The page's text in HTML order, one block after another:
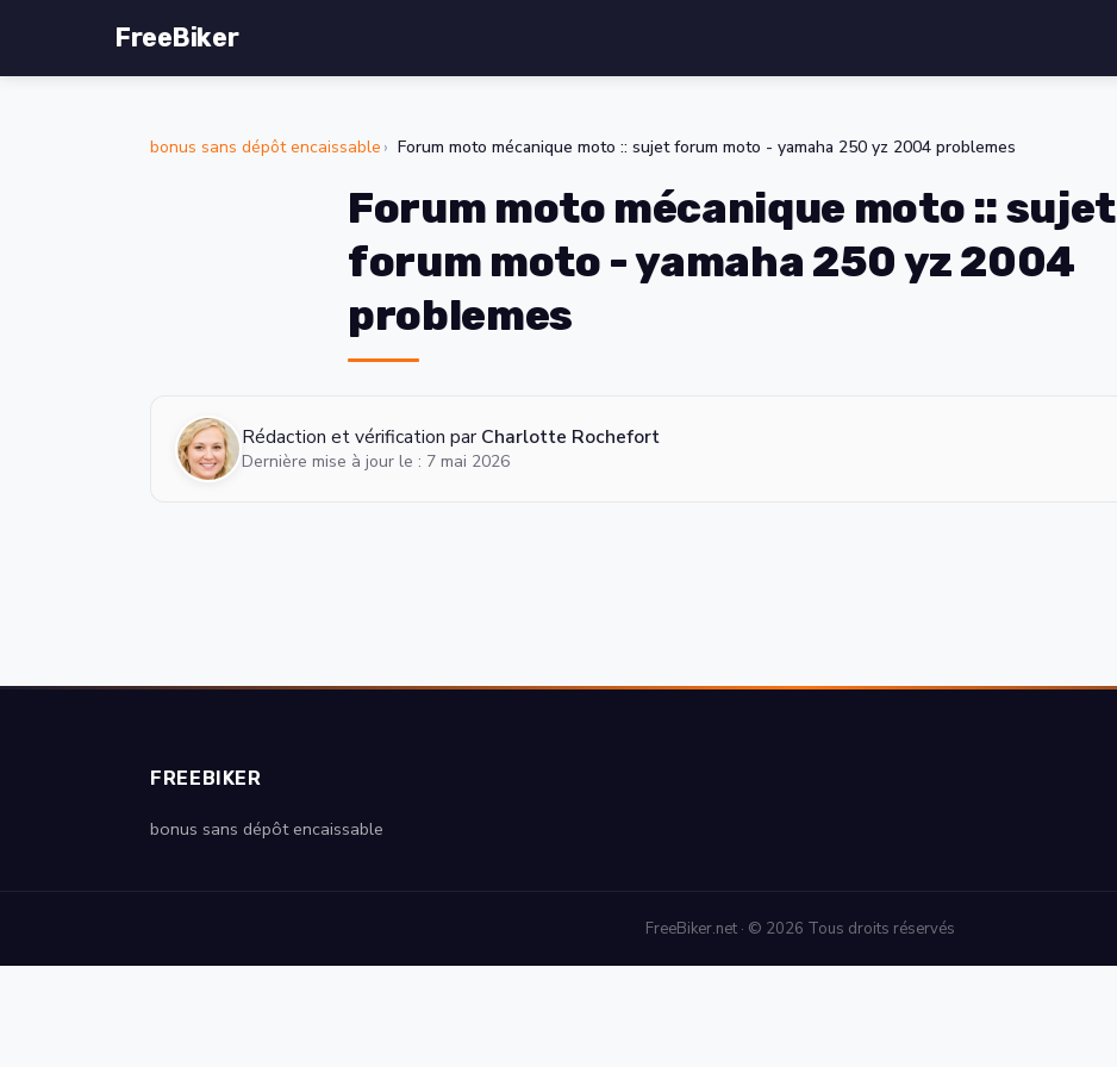
FreeBiker
bonus sans dépôt encaissable Forum moto mécanique moto :: sujet forum moto - yamaha 250 yz 2004 problemes
Forum moto mécanique moto :: sujet
forum moto - yamaha 250 yz 2004
problemes
Rédaction et vérification par Charlotte Rochefort
Dernière mise à jour le : 7 mai 2026
FREEBIKER
bonus sans dépôt encaissable
FreeBiker.net · © 2026 Tous droits réservés